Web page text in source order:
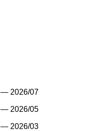
— 2026/07
— 2026/05
— 2026/03